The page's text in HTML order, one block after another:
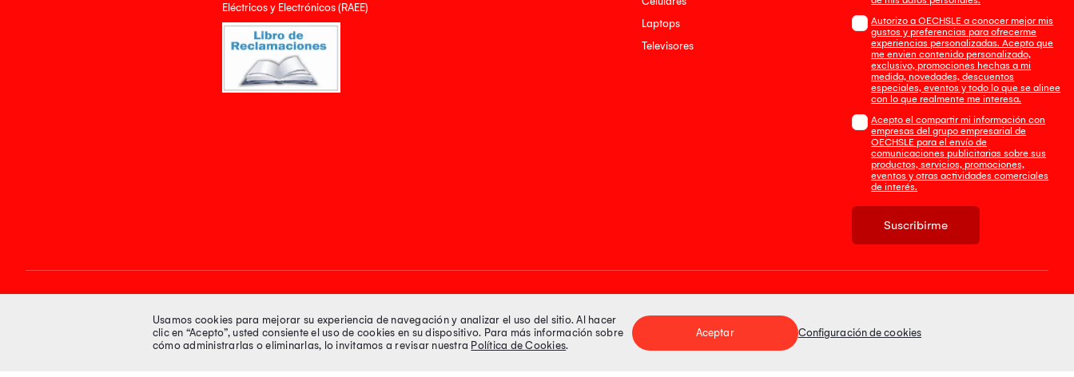
Eléctricos y Electrónicos (RAEE)
Laptops
Televisores
Autorizo a OECHSLE a conocer mejor mis
gustos y preferencias para ofrecerme
experiencias personalizadas. Acepto que
me envien contenido personalizado,
exclusivo, promociones hechas a mi
medida, novedades, descuentos
especiales, eventos y todo lo que se alinee
con lo que realmente me interesa.
Acepto el compartir mi información con
empresas del grupo empresarial de
OECHSLE para el envío de
comunicaciones publicitarias sobre sus
productos, servicios, promociones,
eventos y otras actividades comerciales
de interés.
Suscribirme
Síguenos en Medios de pago Tienda 100% Segura
Usamos cookies para mejorar su experiencia de navegación y analizar el uso del sitio. Al hacer
clic en “Acepto”, usted consiente el uso de cookies en su dispositivo. Para más información sobre
cómo administrarlas o eliminarlas, lo invitamos a revisar nuestra Política de Cookies.
Aceptar Configuración de cookies